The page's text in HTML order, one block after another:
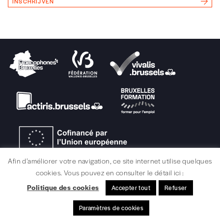
JURIDISCHE INFORMATIE / CREDITS
Afin d’améliorer votre navigation, ce site internet utilise quelques
cookies. Vous pouvez en consulter le détail ici :
Politique des cookies
Accepter tout Refuser
Paramètres de cookies